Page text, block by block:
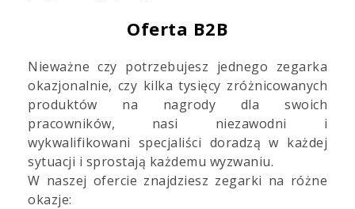
Oferta B2B
Nieważne czy potrzebujesz jednego zegarka
okazjonalnie, czy kilka tysięcy zróżnicowanych
produktów na nagrody dla swoich
pracowników, nasi niezawodni i
wykwalifikowani specjaliści doradzą w każdej
sytuacji i sprostają każdemu wyzwaniu.
W naszej ofercie znajdziesz zegarki na różne
okazje: